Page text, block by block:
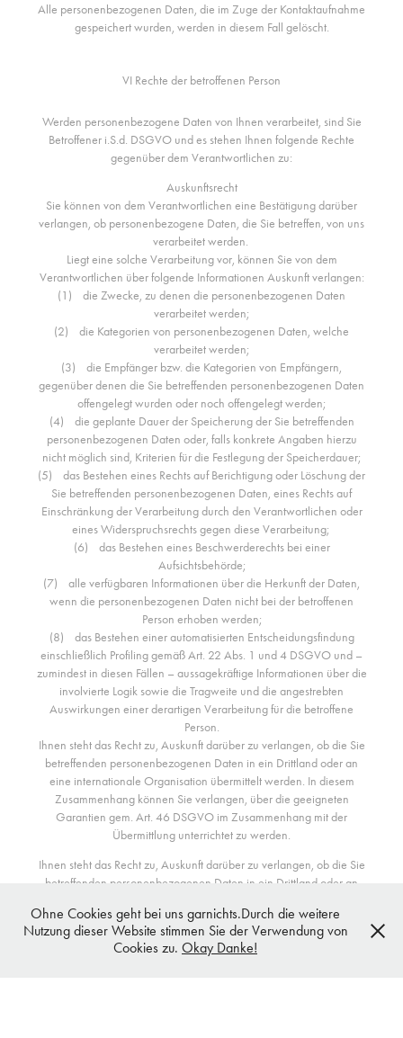
Alle personenbezogenen Daten, die im Zuge der Kontaktaufnahme
gespeichert wurden, werden in diesem Fall gelöscht.
VI Rechte der betroffenen Person
Werden personenbezogene Daten von Ihnen verarbeitet, sind Sie
Betroffener i.S.d. DSGVO und es stehen Ihnen folgende Rechte
gegenüber dem Verantwortlichen zu:
Auskunftsrecht
Sie können von dem Verantwortlichen eine Bestätigung darüber
verlangen, ob personenbezogene Daten, die Sie betreffen, von uns
verarbeitet werden.
Liegt eine solche Verarbeitung vor, können Sie von dem
Verantwortlichen über folgende Informationen Auskunft verlangen:
(1) die Zwecke, zu denen die personenbezogenen Daten
verarbeitet werden;
(2) die Kategorien von personenbezogenen Daten, welche
verarbeitet werden;
(3) die Empfänger bzw. die Kategorien von Empfängern,
gegenüber denen die Sie betreffenden personenbezogenen Daten
offengelegt wurden oder noch offengelegt werden;
(4) die geplante Dauer der Speicherung der Sie betreffenden
personenbezogenen Daten oder, falls konkrete Angaben hierzu
nicht möglich sind, Kriterien für die Festlegung der Speicherdauer;
(5) das Bestehen eines Rechts auf Berichtigung oder Löschung der
Sie betreffenden personenbezogenen Daten, eines Rechts auf
Einschränkung der Verarbeitung durch den Verantwortlichen oder
eines Widerspruchsrechts gegen diese Verarbeitung;
(6) das Bestehen eines Beschwerderechts bei einer
Aufsichtsbehörde;
(7) alle verfügbaren Informationen über die Herkunft der Daten,
wenn die personenbezogenen Daten nicht bei der betroffenen
Person erhoben werden;
(8) das Bestehen einer automatisierten Entscheidungsfindung
einschließlich Profiling gemäß Art. 22 Abs. 1 und 4 DSGVO und –
zumindest in diesen Fällen – aussagekräftige Informationen über die
involvierte Logik sowie die Tragweite und die angestrebten
Auswirkungen einer derartigen Verarbeitung für die betroffene
Person.
Ihnen steht das Recht zu, Auskunft darüber zu verlangen, ob die Sie
betreffenden personenbezogenen Daten in ein Drittland oder an
eine internationale Organisation übermittelt werden. In diesem
Zusammenhang können Sie verlangen, über die geeigneten
Garantien gem. Art. 46 DSGVO im Zusammenhang mit der
Übermittlung unterrichtet zu werden.
Ihnen steht das Recht zu, Auskunft darüber zu verlangen, ob die Sie
betreffenden personenbezogenen Daten in ein Drittland oder an
Zusammenhang können Sie verlangen, über die geeigneten
Garantien gem. Art. 46 DSGVO im Zusammenhang mit der
Übermittlung unterrichtet zu werden.
Ohne Cookies geht bei uns garnichts.Durch die weitere
Nutzung dieser Website stimmen Sie der Verwendung von
Cookies zu. Okay Danke!